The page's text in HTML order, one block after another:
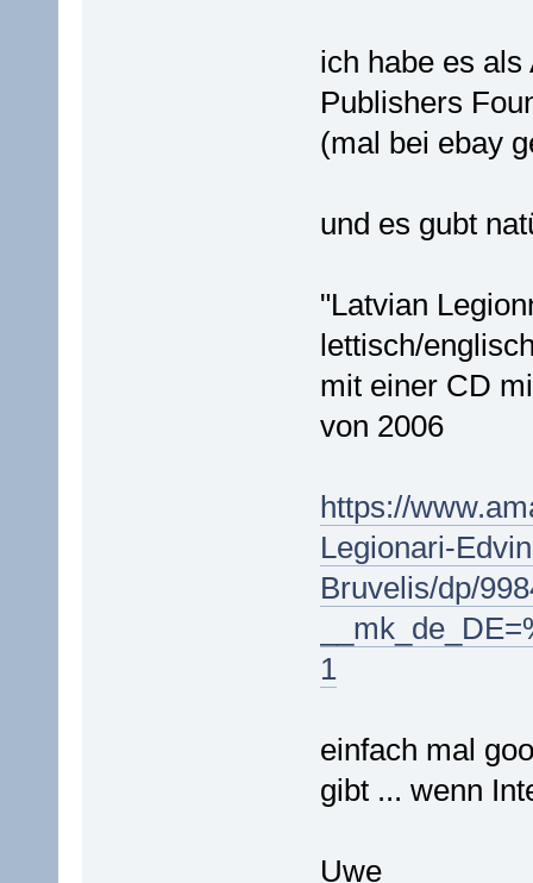
ich habe es
Publishers
(mal bei ebay
und es gubt
"Latvian
lettisch/
mit einer CD
von 2006
https://
Legionari-
Bruvelis/dp/
1
einfach mal
gibt ... wenn
Uwe